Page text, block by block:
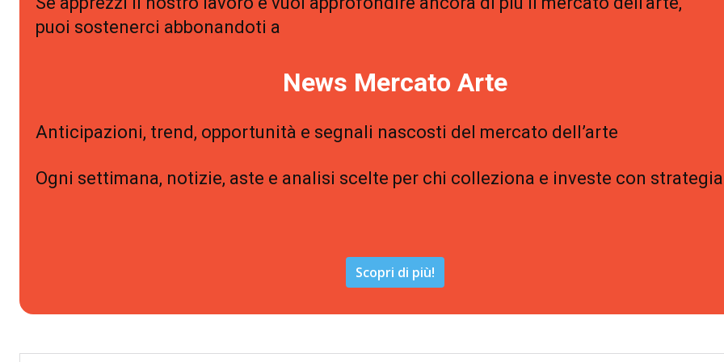
puoi sostenerci abbonandoti a
News Mercato Arte
Anticipazioni, trend, opportunità e segnali nascosti del mercato dell’arte
Ogni settimana, notizie, aste e analisi scelte per chi colleziona e investe con
Scopri di più!